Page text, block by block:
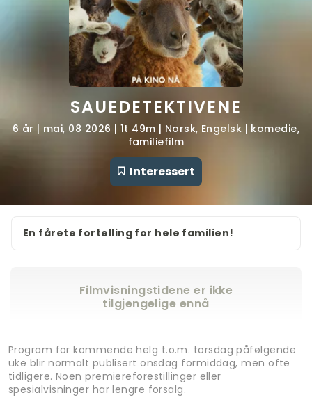
SAUEDETEKTIVENE
6 år | mai, 08 2026 | 1t 49m | Norsk, Engelsk | komedie,
familiefilm
Interessert
En fårete fortelling for hele familien!
Filmvisningstidene er ikke
tilgjengelige ennå
Program for kommende helg t.o.m. torsdag påfølgende
uke blir normalt publisert onsdag formiddag, men ofte
tidligere. Noen premiereforestillinger eller
spesialvisninger har lengre forsalg.